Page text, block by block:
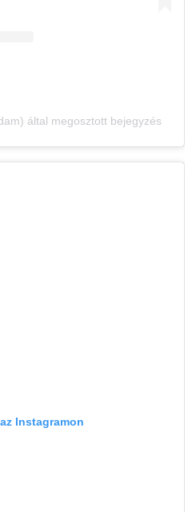
által megosztott bejegyzés
Instagramon